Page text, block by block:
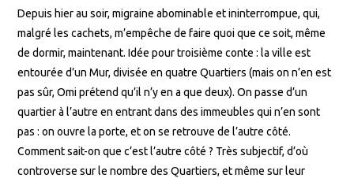
Depuis hier au soir, migraine abominable et ininterrompue, qui,
malgré les cachets, m’empêche de faire quoi que ce soit, même
de dormir, maintenant. Idée pour troisième conte : la ville est
entourée d’un Mur, divisée en quatre Quartiers (mais on n’en est
pas sûr, Omi prétend qu’il n’y en a que deux). On passe d’un
quartier à l’autre en entrant dans des immeubles qui n’en sont
pas : on ouvre la porte, et on se retrouve de l’autre côté.
Comment sait-on que c’est l’autre côté ? Très subjectif, d’où
controverse sur le nombre des Quartiers, et même sur leur